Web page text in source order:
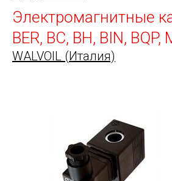
Электромагнитные
BER, BC, BH, BIN, BQP,
WALVOIL (Италия)